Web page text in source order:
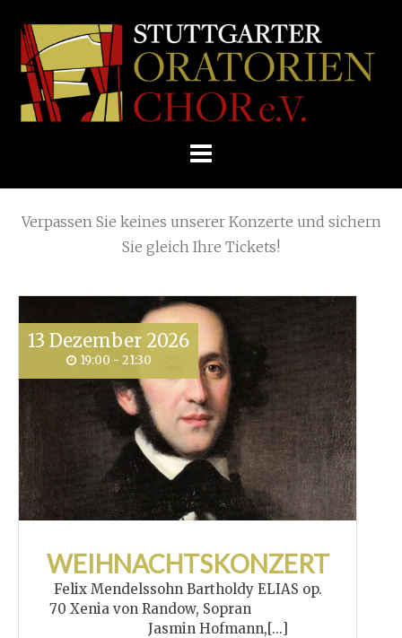
Skip
E.V.
Home Neustart » Neustart
Verpassen Sie keines unserer Konzerte und sichern
Sie gleich Ihre Tickets!
13 Dezember 2026
19:00 - 21:30
WEIHNACHTSKONZERT
Felix Mendelssohn Bartholdy ELIAS op.
70 Xenia von Randow, Sopran
Jasmin Hofmann,[...]